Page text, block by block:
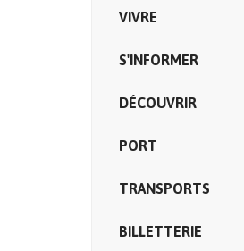
VIVRE
S'INFORMER
DÉCOUVRIR
PORT
TRANSPORTS
BILLETTERIE